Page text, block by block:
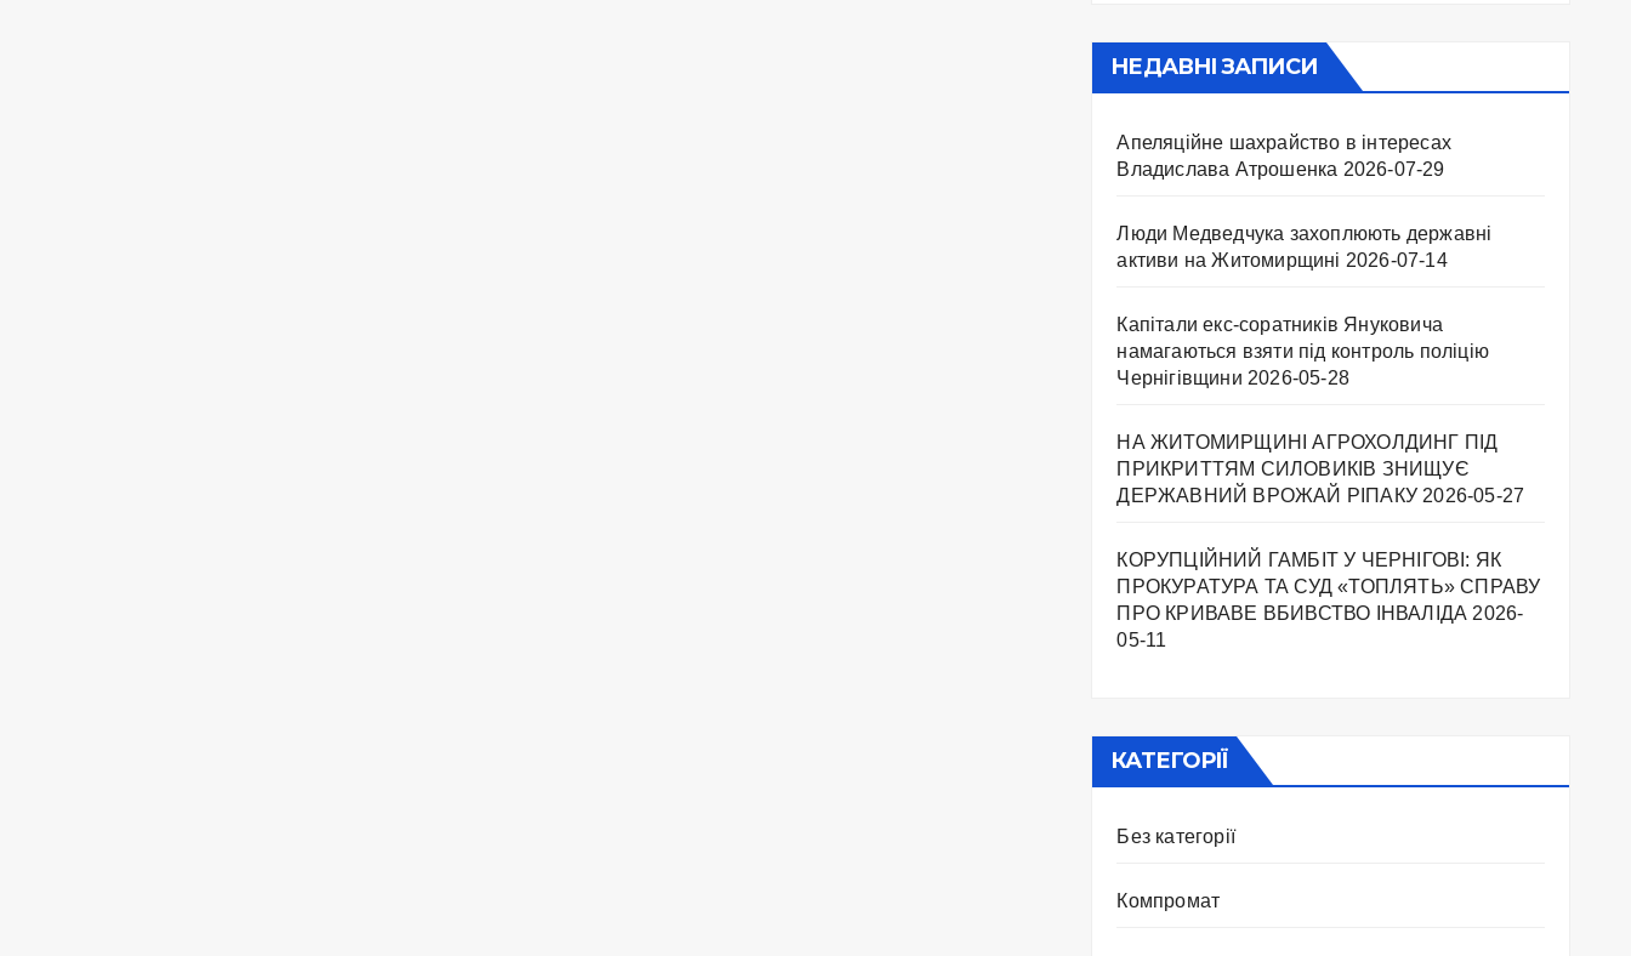
НЕДАВНІ ЗАПИСИ
Апеляційне шахрайство в інтересах
Владислава Атрошенка 2026-07-29
Люди Медведчука захоплюють державні
активи на Житомирщині 2026-07-14
Капітали екс-соратників Януковича
намагаються взяти під контроль поліцію
Чернігівщини 2026-05-28
НА ЖИТОМИРЩИНІ АГРОХОЛДИНГ ПІД
ПРИКРИТТЯМ СИЛОВИКІВ ЗНИЩУЄ
ДЕРЖАВНИЙ ВРОЖАЙ РІПАКУ ​ 2026-05-27
КОРУПЦІЙНИЙ ГАМБІТ У ЧЕРНІГОВІ: ЯК
ПРОКУРАТУРА ТА СУД «ТОПЛЯТЬ» СПРАВУ
ПРО КРИВАВЕ ВБИВСТВО ІНВАЛІДА 2026-
05-11
КАТЕГОРІЇ
Без категорії
Компромат